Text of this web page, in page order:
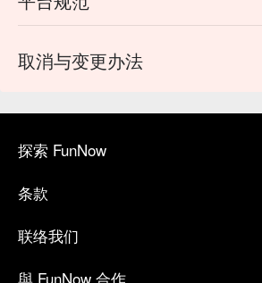
取消与变更办法
探索 FunNow
条款
联络我们
與 FunNow 合作